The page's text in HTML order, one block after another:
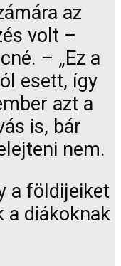
az
volt –
– „Ez a
esett, így
azt a
is, bár
nem.
a földijeiket
a diákoknak